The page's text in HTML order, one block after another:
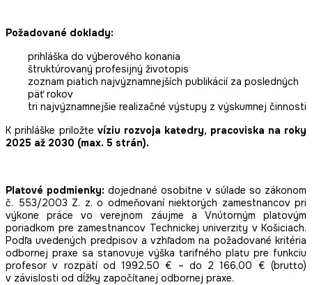
Požadované doklady:
prihláška do výberového konania
štruktúrovaný profesijný životopis
zoznam piatich najvýznamnejších publikácií za posledných
päť rokov
tri najvýznamnejšie realizačné výstupy z výskumnej činnosti
K prihláške priložte víziu rozvoja katedry, pracoviska na roky
2025 až 2030 (max. 5 strán).
Platové podmienky: dojednané osobitne v súlade so zákonom
č. 553/2003 Z. z. o odmeňovaní niektorých zamestnancov pri
výkone práce vo verejnom záujme a Vnútorným platovým
poriadkom pre zamestnancov Technickej univerzity v Košiciach.
Podľa uvedených predpisov a vzhľadom na požadované kritéria
odbornej praxe sa stanovuje výška tarifného platu pre funkciu
profesor v rozpätí od 1992,50 € – do 2 166,00 € (brutto)
v závislosti od dĺžky započítanej odbornej praxe.